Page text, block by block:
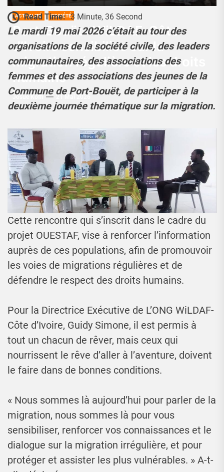
ACTUALITÉ SOCIÉTÉ
Port-Bouët : WiLDAF-Côte
d’Ivoire sensibilise sur la
migration régulière et les droits
humains
Josué Koffi 21 Mai 2026
Read Time: 3 Minute, 36 Second
Le mardi 19 mai 2026 c’était au tour des
organisations de la société civile, des leaders
communautaires, des associations des
femmes et des associations des jeunes de la
Commune de Port-Bouët, de participer à la
deuxième journée thématique sur la migration.
Cette rencontre qui s’inscrit dans le cadre du
projet OUESTAF, vise à renforcer l’information
auprès de ces populations, afin de promouvoir
les voies de migrations régulières et de
défendre le respect des droits humains.
Pour la Directrice Exécutive de L’ONG WiLDAF-
Côte d’Ivoire, Guidy Simone, il est permis à
tout un chacun de rêver, mais ceux qui
nourrissent le rêve d’aller à l’aventure, doivent
le faire dans de bonnes conditions.
« Nous sommes là aujourd’hui pour parler de la
migration, nous sommes là pour vous
sensibiliser, renforcer vos connaissances et le
dialogue sur la migration irrégulière, et pour
protéger et assister les plus vulnérables. » A-t-